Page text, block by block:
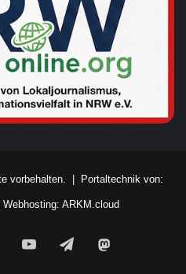
vorbehalten. | Portaltechnik von:
Webhosting: ARKM.cloud
YouTubeTelegram